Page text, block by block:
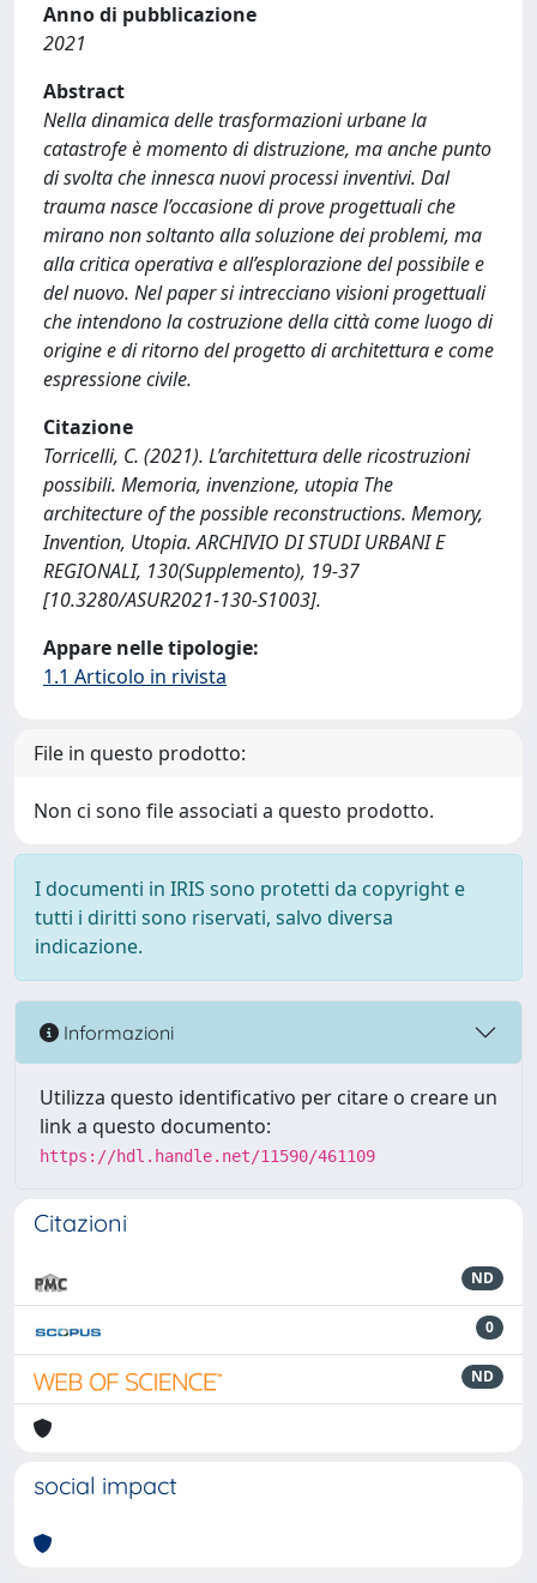
Anno di pubblicazione
2021
Abstract
Nella dinamica delle trasformazioni urbane la
catastrofe è momento di distruzione, ma anche punto
di svolta che innesca nuovi processi inventivi. Dal
trauma nasce l’occasione di prove progettuali che
mirano non soltanto alla soluzione dei problemi, ma
alla critica operativa e all’esplorazione del possibile e
del nuovo. Nel paper si intrecciano visioni progettuali
che intendono la costruzione della città come luogo di
origine e di ritorno del progetto di architettura e come
espressione civile.
Citazione
Torricelli, C. (2021). L’architettura delle ricostruzioni
possibili. Memoria, invenzione, utopia The
architecture of the possible reconstructions. Memory,
Invention, Utopia. ARCHIVIO DI STUDI URBANI E
REGIONALI, 130(Supplemento), 19-37
[10.3280/ASUR2021-130-S1003].
Appare nelle tipologie:
1.1 Articolo in rivista
File in questo prodotto:
Non ci sono file associati a questo prodotto.
I documenti in IRIS sono protetti da copyright e
tutti i diritti sono riservati, salvo diversa
indicazione.
Informazioni
Utilizza questo identificativo per citare o creare un
link a questo documento:
https://hdl.handle.net/11590/461109
Citazioni
ND
0
ND
social impact